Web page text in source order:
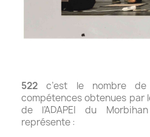
522 c’est le nombre de
compétences obtenues par
de l’ADAPEI du
représente :